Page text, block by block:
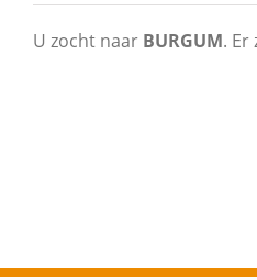
U zocht naar BURGUM. Er